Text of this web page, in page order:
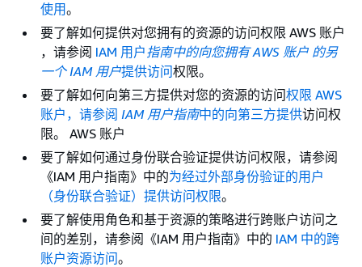
使用。
要了解如何提供对您拥有的资源的访问权限 AWS 账户
，请参阅 IAM 用户指南中的向您拥有 AWS 账户 的另
一个 IAM 用户提供访问权限。
要了解如何向第三方提供对您的资源的访问权限 AWS
账户，请参阅 IAM 用户指南中的向第三方提供访问权
限。 AWS 账户
要了解如何通过身份联合验证提供访问权限，请参阅
《IAM 用户指南》 中的为经过外部身份验证的用户
（身份联合验证）提供访问权限。
要了解使用角色和基于资源的策略进行跨账户访问之
间的差别，请参阅《IAM 用户指南》 中的 IAM 中的跨
账户资源访问。